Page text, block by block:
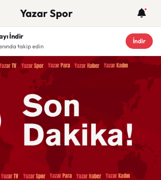
Yazar Spor
İndir
takip edin
İndir